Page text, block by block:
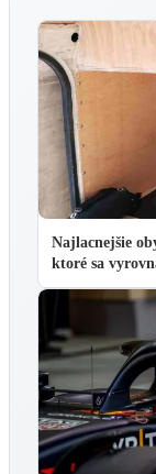
Najlacnejšie
ktoré sa